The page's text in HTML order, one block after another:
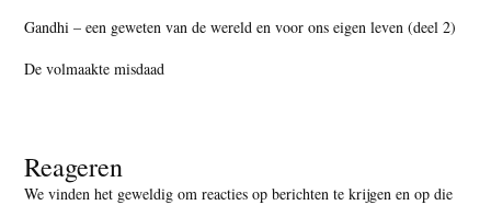
Gandhi – een geweten van de wereld en voor ons eigen leven (deel 2)
De volmaakte misdaad
Reageren
We vinden het geweldig om reacties op berichten te krijgen en op die